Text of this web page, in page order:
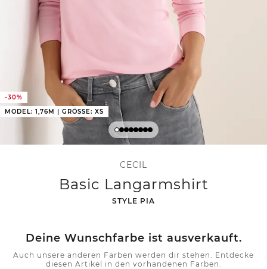
-30%
MODEL: 1,76M | GRÖSSE: XS
CECIL
Basic Langarmshirt
-
STYLE PIA
Deine Wunschfarbe ist ausverkauft.
Auch unsere anderen Farben werden dir stehen. Entdecke
diesen Artikel in den vorhandenen Farben.